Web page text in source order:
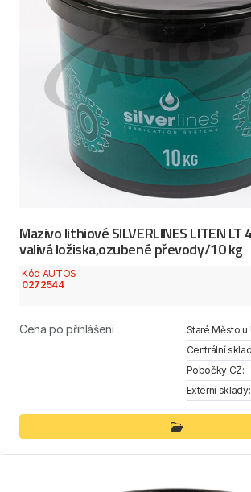
Mazivo lithiové SILVERLINES LITEN
valivá ložiska,ozubené převody/10 kg
Kód AUTOS
0272544
Cena po přihlášení
Staré Město u
Centrální
Pobočky CZ:
Externí sklady: